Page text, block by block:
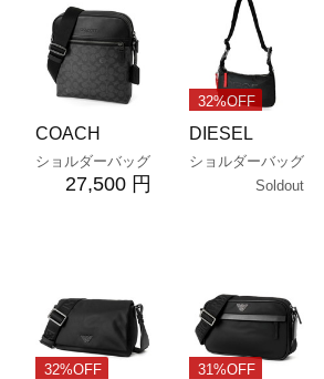
COACH
ショルダーバッグ
27,500 円
32%OFF
DIESEL
ショルダーバッグ
Soldout
32%OFF 31%OFF